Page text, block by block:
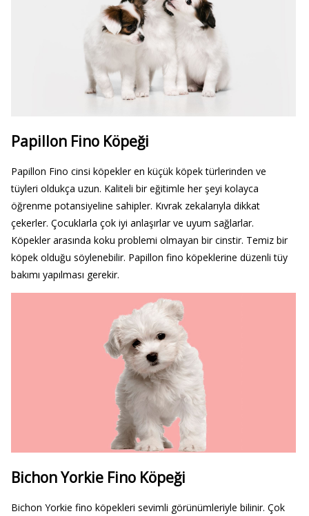
Papillon Fino Köpeği
Papillon Fino cinsi köpekler en küçük köpek türlerinden ve
tüyleri oldukça uzun. Kaliteli bir eğitimle her şeyi kolayca
öğrenme potansiyeline sahipler. Kıvrak zekalarıyla dikkat
çekerler. Çocuklarla çok iyi anlaşırlar ve uyum sağlarlar.
Köpekler arasında koku problemi olmayan bir cinstir. Temiz bir
köpek olduğu söylenebilir. Papillon fino köpeklerine düzenli tüy
bakımı yapılması gerekir.
Bichon Yorkie Fino Köpeği
Bichon Yorkie fino köpekleri sevimli görünümleriyle bilinir. Çok